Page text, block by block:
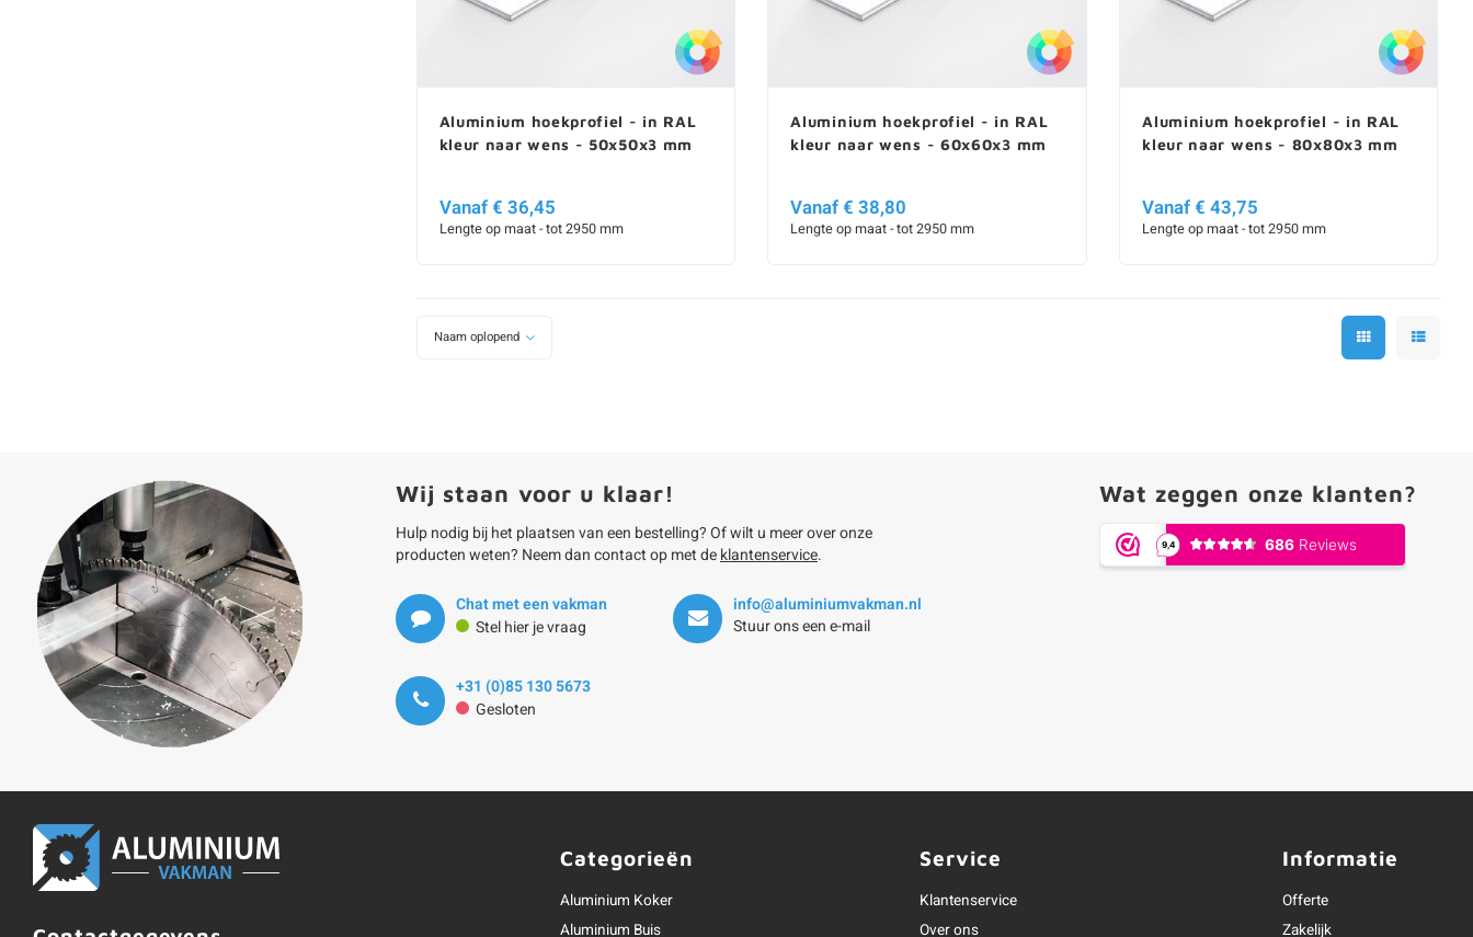
Aluminium hoekprofiel - in RAL
kleur naar wens - 50x50x3 mm
Vanaf € 36,45
Lengte op maat - tot 2950 mm
Aluminium hoekprofiel - in RAL
kleur naar wens - 60x60x3 mm
Vanaf € 38,80
Lengte op maat - tot 2950 mm
Aluminium hoekprofiel - in RAL
kleur naar wens - 80x80x3 mm
Vanaf € 43,75
Lengte op maat - tot 2950 mm
Naam oplopend
Wij staan voor u klaar!
Hulp nodig bij het plaatsen van een bestelling? Of wilt u meer over onze
producten weten? Neem dan contact op met deklantenservice.
Chat met een vakman
Stel hier je vraag
info@aluminiumvakman.nl
Stuur ons een e-mail
+31 (0)85 130 5673
Gesloten
Wat zeggen onze klanten?
Categorieën
Aluminium Koker
Aluminium Buis
Service
Klantenservice
Over ons
Informatie
Offerte
Zakelijk